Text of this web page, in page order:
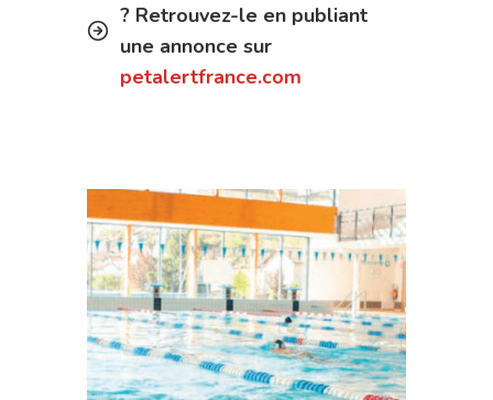
? Retrouvez-le en publiant
une annonce sur
petalertfrance.com